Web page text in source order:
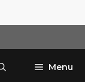
Menu